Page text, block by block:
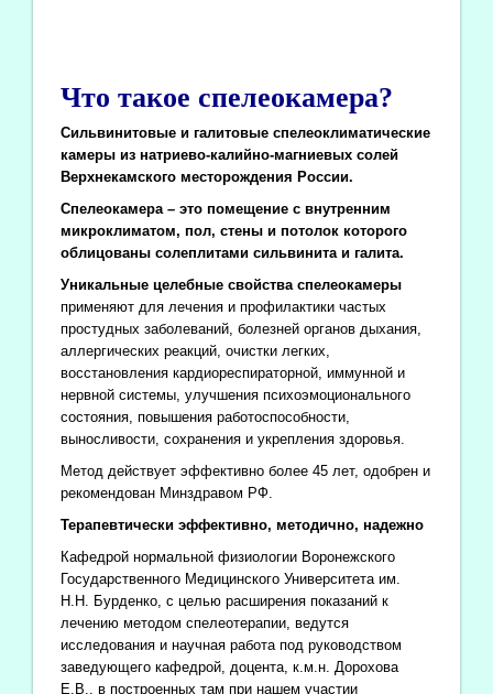
Что такое спелеокамера?
Сильвинитовые и галитовые спелеоклиматические
камеры из натриево-калийно-магниевых солей
Верхнекамского месторождения России.
Спелеокамера – это помещение с внутренним
микроклиматом, пол, стены и потолок которого
облицованы солеплитами сильвинита и галита.
Уникальные целебные свойства спелеокамеры
применяют для лечения и профилактики частых
простудных заболеваний, болезней органов дыхания,
аллергических реакций, очистки легких,
восстановления кардиореспираторной, иммунной и
нервной системы, улучшения психоэмоционального
состояния, повышения работоспособности,
выносливости, сохранения и укрепления здоровья.
Метод действует эффективно более 45 лет, одобрен и
рекомендован Минздравом РФ.
Терапевтически эффективно, методично, надежно
Кафедрой нормальной физиологии Воронежского
Государственного Медицинского Университета им.
Н.Н. Бурденко, с целью расширения показаний к
лечению методом спелеотерапии, ведутся
исследования и научная работа под руководством
заведующего кафедрой, доцента, к.м.н. Дорохова
Е.В., в построенных там при нашем участии